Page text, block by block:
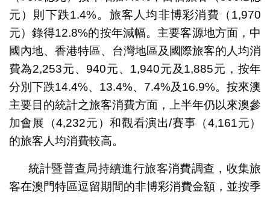
元）則下跌1.4%。旅客人均非博彩消費（1,970
元）錄得12.8%的按年減幅。主要客源地方面，中
國內地、香港特區、台灣地區及國際旅客的人均消
費為2,253元、940元、1,940元及1,885元，按年
分別下跌14.4%、13.4%、7.4%及16.9%。按來澳
主要目的統計之旅客消費方面，上半年仍以來澳參
加會展（4,232元）和觀看演出/賽事（4,161元）
的旅客人均消費較高。
統計暨普查局持續進行旅客消費調查，收集旅
客在澳門特區逗留期間的非博彩消費金額，並按季